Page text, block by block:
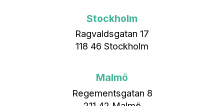
Stockholm
Ragvaldsgatan 17
118 46 Stockholm
Malmö
Regementsgatan 8